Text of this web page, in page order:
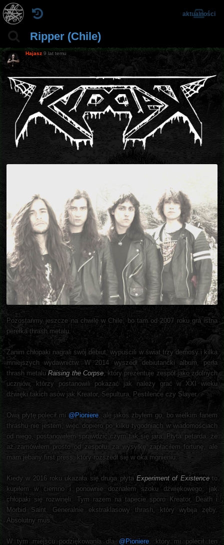
Ripper (Chile)
aktualności
Hajasz 9 lat temu
Pozostańmy jeszcze na chwilę w Chile, bo tam od 2007 roku gra istna
perełka thrash metalu.
Zanim chłopaki nagrali swój debiut, wypuścili w świat trzy demosy i kilka
mniejszych wydawnictw. W 2014 wyszedł debiutancki album, perła
thrash metaluRaising the Corpse, który prezentuje zespół jako zdolnych
uczniów, którzy postanowili pokazać jak należy grać w XXI wieku
dźwięki takich asów jak Kreator, Sepultura, Pestilence czy Slayer.
Ową płytę polecił mi @Pioniere, ale jakoś zbyłem go, bo wielkim fanem
thrashu nie jestem, więc dopiero po kilku tygodniach w wiadomościach
od niego, postanowiłem sprawdzić czym tak się jara. Płyta petarda, że
aż zamówiłem prosto od zespołu, za wysyłkę zapłaciłem fortunę, ale
mam jebany first press, który rozszedł się w oka mgnieniu.
Kiedy w 2016 roku ukazała się druga płyta Experiment of Existenceto
kupiłem w ciemno i ponownie doznałem szoku dźwiękowego, jak
chłopaki się rozwinęli. Tym razem na tapecie sporo Kreator, Death i
Morbid Saint. Generalnie ekstraklasowy thrash, który wybija zęby.
Absolutny mus.
W tym miejscu podziękowania dla @Pioniere, który mi polecił ten